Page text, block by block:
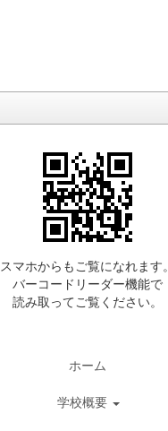
スマホからもご覧になれます。
バーコードリーダー機能で
読み取ってご覧ください。
ホーム
学校概要